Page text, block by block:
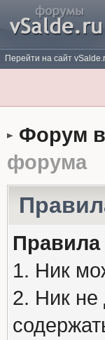
Перейти на сайт
Форум
форума
Правила
1. Ник
2. Ник не